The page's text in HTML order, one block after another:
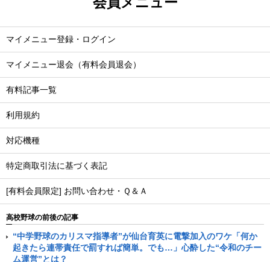
マイメニュー登録・ログイン
マイメニュー退会（有料会員退会）
有料記事一覧
利用規約
対応機種
特定商取引法に基づく表記
[有料会員限定] お問い合わせ・Ｑ＆Ａ
高校野球の前後の記事
“中学野球のカリスマ指導者”が仙台育英に電撃加入のワケ「何か
起きたら連帯責任で罰すれば簡単。でも…」心酔した“令和のチー
ム運営”とは？